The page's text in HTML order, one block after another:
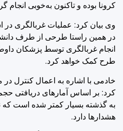
کرونا بوده و تاکنون به‌خوبی انجام
وی بیان کرد: عملیات غربالگری
در همین راستا طرحی از طرف
انجام غربالگری توسط پزشکان
طرح کمک خواهد کرد.
خادمی با اشاره به اعمال کنترل
کرد: بر اساس آمارهای دریافتی
به گذشته بسیار کمتر شده است که
هشدارها دارد.